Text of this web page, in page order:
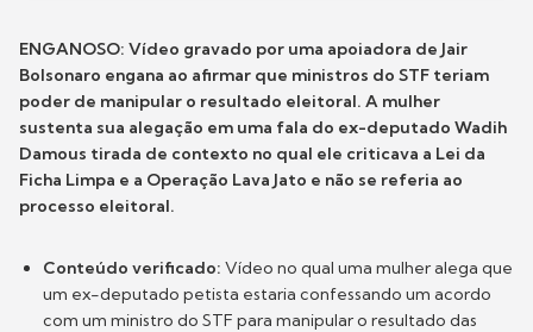
ENGANOSO: Vídeo gravado por uma apoiadora de Jair
Bolsonaro engana ao afirmar que ministros do STF teriam
poder de manipular o resultado eleitoral. A mulher
sustenta sua alegação em uma fala do ex-deputado Wadih
Damous tirada de contexto no qual ele criticava a Lei da
Ficha Limpa e a Operação Lava Jato e não se referia ao
processo eleitoral.
Conteúdo verificado: Vídeo no qual uma mulher alega que
um ex-deputado petista estaria confessando um acordo
com um ministro do STF para manipular o resultado das